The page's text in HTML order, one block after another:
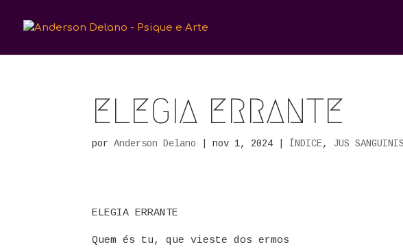
ELEGIA ERRANTE
porAnderson Delano |nov 1, 2024 ÍNDICE, JUS SANGUINIS
ELEGIA ERRANTE
Quem és tu, que vieste dos ermos